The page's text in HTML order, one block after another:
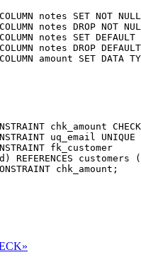
notes SET NOT NULL
notes DROP NOT
notes SET DEFAULT
notes DROP DEFAULT
amount SET DATA
chk_amount CHECK
uq_email UNIQUE
fk_customer
REFERENCES
chk_amount;